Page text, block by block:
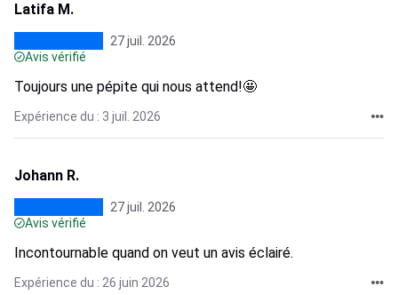
Latifa M.
27 juil. 2026
Avis vérifié
Toujours une pépite qui nous attend!🤩
Expérience du : 3 juil. 2026
Johann R.
27 juil. 2026
Avis vérifié
Incontournable quand on veut un avis éclairé.
Expérience du : 26 juin 2026